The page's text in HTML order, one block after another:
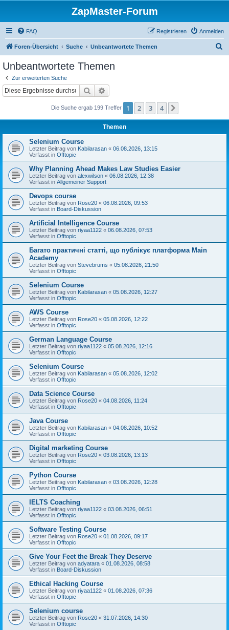
ZapMaster-Forum
FAQ Anmelden
Registrieren
Foren-Übersicht Suche Unbeantwortete Themen
Unbeantwortete Themen
Zur erweiterten Suche
Suche
Die Suche ergab 199 Treffer 1 2 3 4
Themen
Selenium Course
Letzter Beitrag von Kabilarasan « 06.08.2026, 13:15
Verfasst in Offtopic
Why Planning Ahead Makes Law Studies Easier
Letzter Beitrag von alexwilson « 06.08.2026, 12:38
Verfasst in Allgemeiner Support
Devops course
Letzter Beitrag von Rose20 « 06.08.2026, 09:53
Verfasst in Board-Diskussion
Artificial Intelligence Course
Letzter Beitrag von riyaa1122 « 06.08.2026, 07:53
Verfasst in Offtopic
Багато практичні статті, що публікує платформа Main
Academy
Letzter Beitrag von Stevebrums « 05.08.2026, 21:50
Verfasst in Offtopic
Selenium Course
Letzter Beitrag von Kabilarasan « 05.08.2026, 12:27
Verfasst in Offtopic
AWS Course
Letzter Beitrag von Rose20 « 05.08.2026, 12:22
Verfasst in Offtopic
German Language Course
Letzter Beitrag von riyaa1122 « 05.08.2026, 12:16
Verfasst in Offtopic
Selenium Course
Letzter Beitrag von Kabilarasan « 05.08.2026, 12:02
Verfasst in Offtopic
Data Science Course
Letzter Beitrag von Rose20 « 04.08.2026, 11:24
Verfasst in Offtopic
Java Course
Letzter Beitrag von Kabilarasan « 04.08.2026, 10:52
Verfasst in Offtopic
Digital marketing Course
Letzter Beitrag von Rose20 « 03.08.2026, 13:13
Verfasst in Offtopic
Python Course
Letzter Beitrag von Kabilarasan « 03.08.2026, 12:28
Verfasst in Offtopic
IELTS Coaching
Letzter Beitrag von riyaa1122 « 03.08.2026, 06:51
Verfasst in Offtopic
Software Testing Course
Letzter Beitrag von Rose20 « 01.08.2026, 09:17
Verfasst in Offtopic
Give Your Feet the Break They Deserve
Letzter Beitrag von adyatara « 01.08.2026, 08:58
Verfasst in Board-Diskussion
Ethical Hacking Course
Letzter Beitrag von riyaa1122 « 01.08.2026, 07:36
Verfasst in Offtopic
Selenium course
Letzter Beitrag von Rose20 « 31.07.2026, 14:30
Verfasst in Offtopic